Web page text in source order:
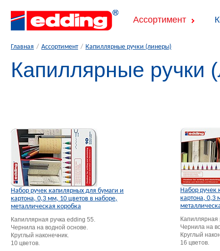
Ассортимент
Главная / Ассортимент / Капиллярные ручки (линеры)
Капиллярные ручки
Набор ручек капилярных для бумаги и
картона, 0,3 мм, 10 цветов в наборе,
металлическая коробка
Капиллярная ручка edding 55.
Чернила на водной основе.
Круглый наконечник.
10 цветов.
Набор ручек
картона, 0,3
Капиллярная
Чернила на
Круглый
16 цветов.